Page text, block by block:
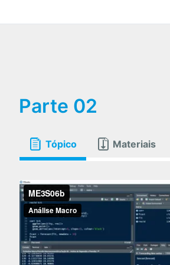
Parte 02
Tópico Materiais